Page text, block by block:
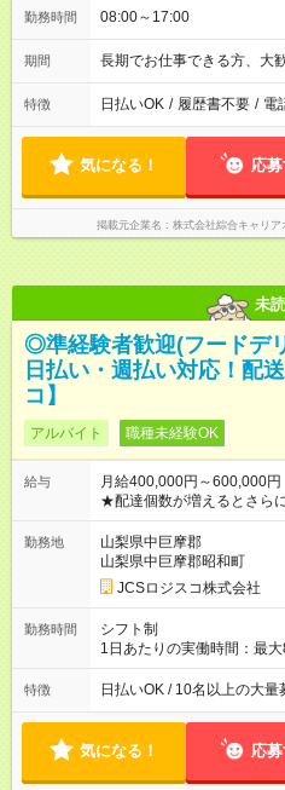
勤務時間 08:00～17:00
期間 長期でお仕事できる方、大
特徴 日払いOK / 履歴書不要 / 電
気になる！ 応
掲載元企業名 株式会社綜合キャリ
未読
◎準経験者歓迎(フードデ
日払い・週払い対応！配
コ】
アルバイト 職種未経験OK
給与
月給400,000円～600,000円
★配達個数が増えるとさら
ど！ ・主要都市エリア 月収55万円／週5日稼働 月収65万~112
万円／週6日稼働 ・地方郊外エリア 月収40万円／週5日稼働 月
収40万円~50万円／週6日稼働 ＜モデルイメージ＞ ■月収
円 (27歳男性/江東区在住)※
(日休み) ■月収80万円(43歳男性/墨田区在住)※元営業 1日200個
勤務地
山梨県中巨摩郡
山梨県中巨摩郡昭和町
JCSロジスコ株式会社
勤務時間
シフト制
1日あたりの実働時間：最
働8時間） ※週5日勤務（
よって時間外での勤務可能
特徴 日払いOK / 10名以上の大量
気になる！ 応